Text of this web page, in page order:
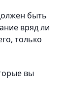
быть
вряд ли
только
вы